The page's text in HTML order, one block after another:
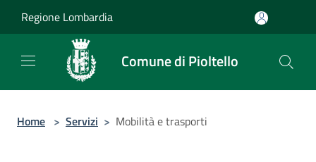
Regione Lombardia
Comune di Pioltello
Home > Servizi > Mobilità e trasporti